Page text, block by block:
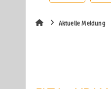
Aktuelle Meldung